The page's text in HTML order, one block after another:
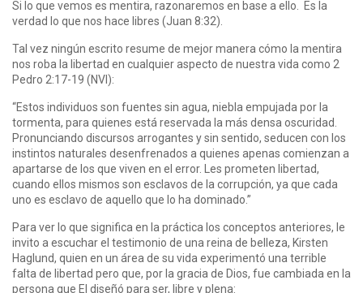
Si lo que vemos es mentira, razonaremos en base a ello. Es la
verdad lo que nos hace libres (Juan 8:32).
Tal vez ningún escrito resume de mejor manera cómo la mentira
nos roba la libertad en cualquier aspecto de nuestra vida como 2
Pedro 2:17-19 (NVI):
“Estos individuos son fuentes sin agua, niebla empujada por la
tormenta, para quienes está reservada la más densa oscuridad.
Pronunciando discursos arrogantes y sin sentido, seducen con los
instintos naturales desenfrenados a quienes apenas comienzan a
apartarse de los que viven en el error. Les prometen libertad,
cuando ellos mismos son esclavos de la corrupción, ya que cada
uno es esclavo de aquello que lo ha dominado.”
Para ver lo que significa en la práctica los conceptos anteriores, le
invito a escuchar el testimonio de una reina de belleza, Kirsten
Haglund, quien en un área de su vida experimentó una terrible
falta de libertad pero que, por la gracia de Dios, fue cambiada en la
persona que El diseñó para ser, libre y plena: